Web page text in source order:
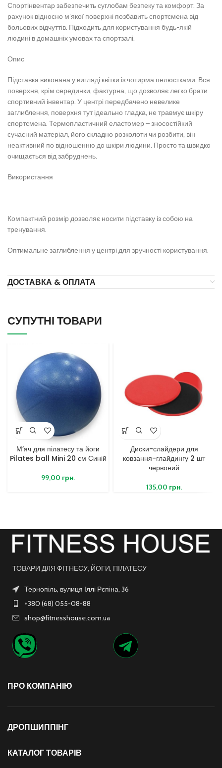
Спортінвентар забезпечить суглобам безпеку та комфорт. За
рахунок відносно м’якої поверхні позбавить спортсмена від
больових відчуттів. Підходить для користування будь-якій
людині в домашніх умовах та спортзалі.
Опис
Підставка виконана у вигляді квітки із чотирма пелюстками. Вся
поверхня, крім серединки, фактурна, що дозволяє легко брати
спортивний інвентар. У центрі передбачено невелике
заглиблення, поверхня тут ідеально гладка, не травмує шкіру
спортсмена. Термопластичний еластомер – зносостійкий
сучасний матеріал, його складно розколоти чи розбити, він
неактивний по відношенню до шкіри людини. Просто та швидко
очищається від забруднень.
Використання
Компактний розмір дозволяє носити підставку із собою на
тренування.
Оптимальне заглиблення у центрі для зручності користування.
ДОСТАВКА & ОПЛАТА
СУПУТНІ ТОВАРИ
М’яч для пілатесу та йоги
Pilates ball Mini 20 см Синій
99,00 грн.
Диски-слайдери для
ковзання-глайдингу 2 шт
червоний
135,00 грн.
ТОВАРИ ДЛЯ ФІТНЕСУ, ЙОГИ, ПІЛАТЕСУ
Тернопіль, вулиця Іллі Рєпіна, 36
+380 (68) 055-08-88
shop@fitnesshouse.com.ua
ПРО КОМПАНІЮ
ДРОПШИППІНГ
КАТАЛОГ ТОВАРІВ